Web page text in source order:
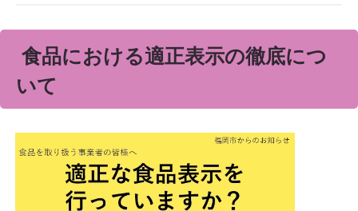
食品における適正表示の徹底につ
いて